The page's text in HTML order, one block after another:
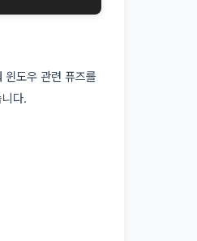
윈도우 관련 퓨즈를
다.